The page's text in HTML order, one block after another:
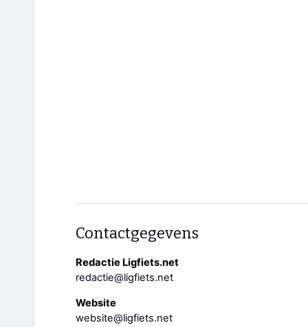
Contactgegevens
Redactie Ligfiets.net
redactie@ligfiets.net
Website
website@ligfiets.net